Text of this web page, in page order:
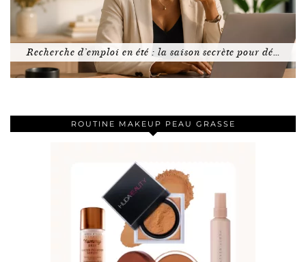
Recherche d’emploi en été : la saison secrète pour dé…
ROUTINE MAKEUP PEAU GRASSE